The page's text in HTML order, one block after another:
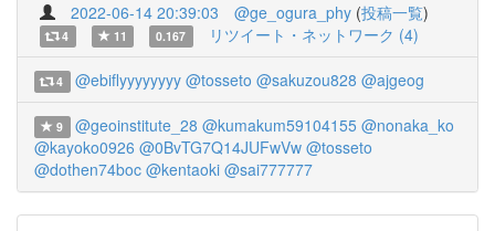
2022-06-14 20:39:03 @ge_ogura_phy (投稿一覧)
4 11 0.167 リツイート・ネットワーク (4)
4 @ebiflyyyyyyyy @tosseto @sakuzou828 @ajgeog
9 @geoinstitute_28 @kumakum59104155 @nonaka_ko
@kayoko0926 @0BvTG7Q14JUFwVw @tosseto
@dothen74boc @kentaoki @sai777777